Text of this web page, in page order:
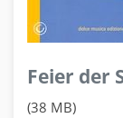
Feier der
(38 MB)